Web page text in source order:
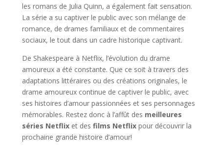
les romans de Julia Quinn, a également fait sensation.
La série a su captiver le public avec son mélange de
romance, de drames familiaux et de commentaires
sociaux, le tout dans un cadre historique captivant.
De Shakespeare à Netflix, l’évolution du drame
amoureux a été constante. Que ce soit à travers des
adaptations littéraires ou des créations originales, le
drame amoureux continue de captiver le public, avec
ses histoires d’amour passionnées et ses personnages
mémorables. Restez donc à l’affût des meilleures
séries Netflixet des films Netflixpour découvrir la
prochaine grande histoire d’amour!